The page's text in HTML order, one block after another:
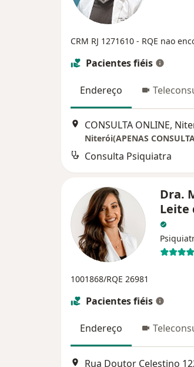
CRM RJ 1271610 - RQE nao
Pacientes fiéis
Endereço
CONSULTA ONLINE,
Niterói(APENAS
Consulta Psiquiatra
Dra.
Leite
1001868/RQE 26981
Pacientes fiéis
Endereço
Rua Doutor Celestino